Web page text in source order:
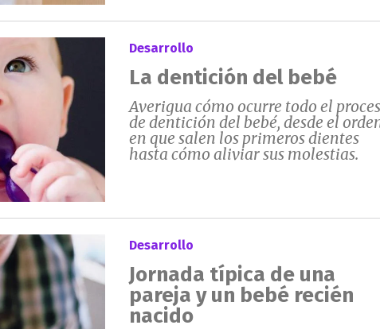
Desarrollo
La dentición del bebé
Averigua cómo ocurre todo el
de dentición del bebé, desde el
en que salen los primeros dientes
hasta cómo aliviar sus molestias.
Desarrollo
Jornada típica de una
pareja y un bebé recién
nacido